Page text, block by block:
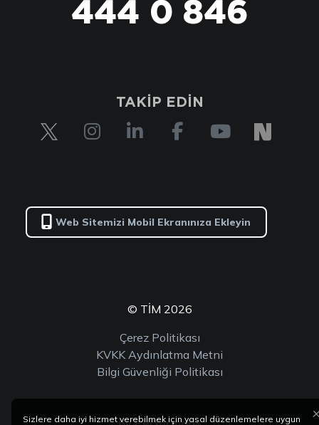
444 0 846
TAKİP EDİN
Web Sitemizi Mobil Ekranınıza Ekleyin
© TİM 2026
Çerez Politikası
KVKK Aydınlatma Metni
Bilgi Güvenliği Politikası
Sizlere daha iyi hizmet verebilmek için yasal düzenlemelere uygun